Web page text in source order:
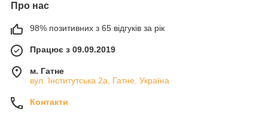
Про нас
98% позитивних з 65 відгуків за рік
Працює з 09.09.2019
м. Гатне
вул. Інститутська 2а, Гатне, Україна
Контакти